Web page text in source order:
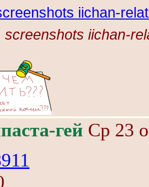
iichan-
screenshots iichan-
гей Ср 23